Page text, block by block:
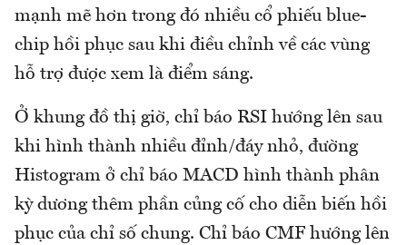
mạnh mẽ hơn trong đó nhiều cổ phiếu blue-
chip hồi phục sau khi điều chỉnh về các vùng
hỗ trợ được xem là điểm sáng.
Ở khung đồ thị giờ, chỉ báo RSI hướng lên sau
khi hình thành nhiều đỉnh/đáy nhỏ, đường
Histogram ở chỉ báo MACD hình thành phân
kỳ dương thêm phần củng cố cho diễn biến hồi
phục của chỉ số chung. Chỉ báo CMF hướng lên